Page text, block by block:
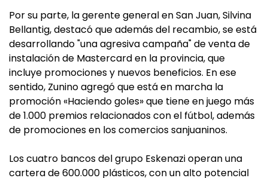
Por su parte, la gerente general en San Juan, Silvina
Bellantig, destacó que además del recambio, se está
desarrollando "una agresiva campaña" de venta de
instalación de Mastercard en la provincia, que
incluye promociones y nuevos beneficios. En ese
sentido, Zunino agregó que está en marcha la
promoción «Haciendo goles» que tiene en juego más
de 1.000 premios relacionados con el fútbol, además
de promociones en los comercios sanjuaninos.
Los cuatro bancos del grupo Eskenazi operan una
cartera de 600.000 plásticos, con un alto potencial